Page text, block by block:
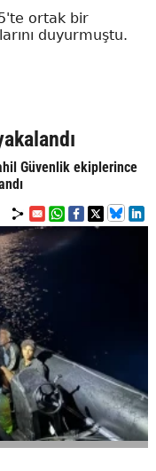
ortak bir
duyurmuştu.
Güvenlik ekiplerince